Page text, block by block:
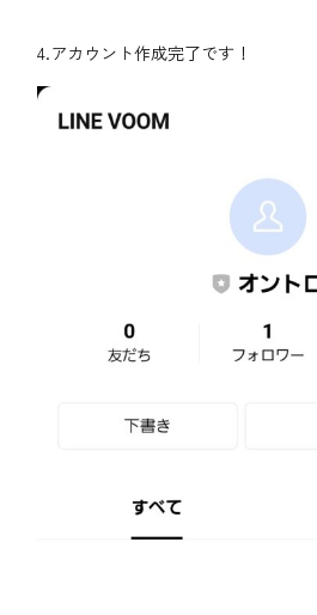
4.アカウント作成完了です！